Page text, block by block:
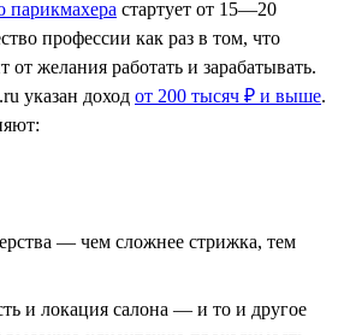
парикмахера стартует от 15­­—20
профессии как раз в том, что
от желания работать и зарабатывать.
указан доход от 200 тысяч ₽ и выше.
— чем сложнее стрижка, тем
и локация салона — и то и другое